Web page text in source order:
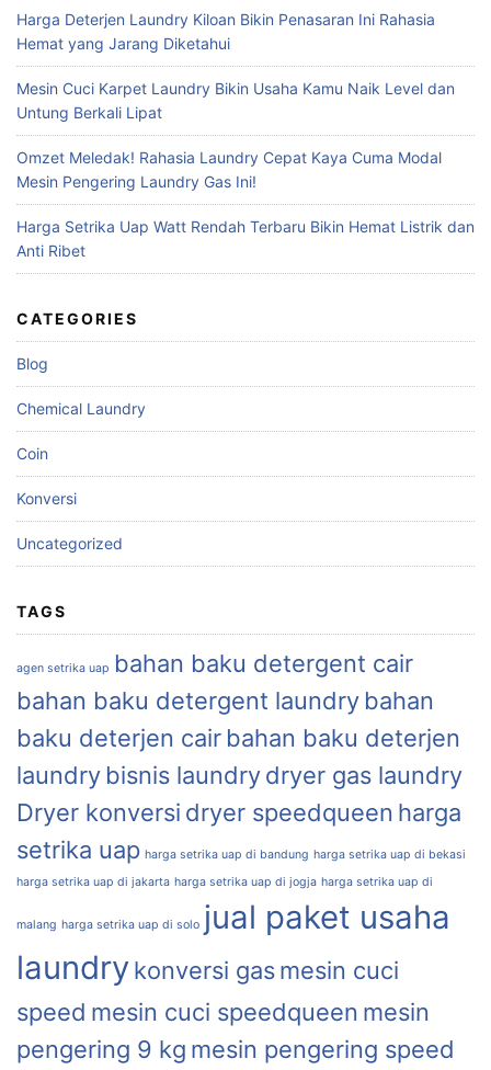
Harga Deterjen Laundry Kiloan Bikin Penasaran Ini Rahasia
Hemat yang Jarang Diketahui
Mesin Cuci Karpet Laundry Bikin Usaha Kamu Naik Level dan
Untung Berkali Lipat
Omzet Meledak! Rahasia Laundry Cepat Kaya Cuma Modal
Mesin Pengering Laundry Gas Ini!
Harga Setrika Uap Watt Rendah Terbaru Bikin Hemat Listrik dan
Anti Ribet
CATEGORIES
Blog
Chemical Laundry
Coin
Konversi
Uncategorized
TAGS
agen setrika uap bahan baku detergent cair
bahan baku detergent laundry bahan
baku deterjen cair bahan baku deterjen
laundry bisnis laundrydryer gas laundry
Dryer konversi dryer speedqueen harga
setrika uap harga setrika uap di bandung harga setrika uap di bekasi
harga setrika uap di jakarta harga setrika uap di jogja harga setrika uap di
malang harga setrika uap di solo jual paket usaha
laundrykonversi gasmesin cuci
speed mesin cuci speedqueen mesin
pengering 9 kg mesin pengering speed